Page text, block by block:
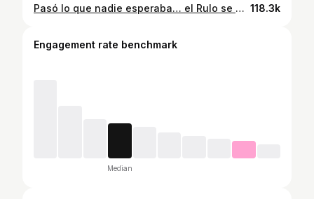
Pasó lo que nadie esperaba… el Rulo se apenó 😳 #laloelizarraras #iztaparrasta #laloelizarrarás #giannipex #rulomatías 118.3k
Engagement rate benchmark
Median